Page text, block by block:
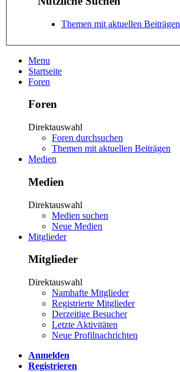
Themen mit aktuellen Beiträgen
Menu
Startseite
Foren
Foren
Direktauswahl
Foren durchsuchen
Themen mit aktuellen Beiträgen
Medien
Medien
Direktauswahl
Medien suchen
Neue Medien
Mitglieder
Mitglieder
Direktauswahl
Namhafte Mitglieder
Registrierte Mitglieder
Derzeitige Besucher
Letzte Aktivitäten
Neue Profilnachrichten
Anmelden
Registrieren